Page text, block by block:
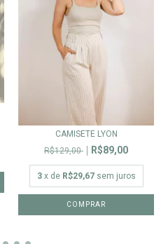
CAMISETE LYON
R$129,00
R$89,00
3 x de R$29,67 sem juros
COMPRAR